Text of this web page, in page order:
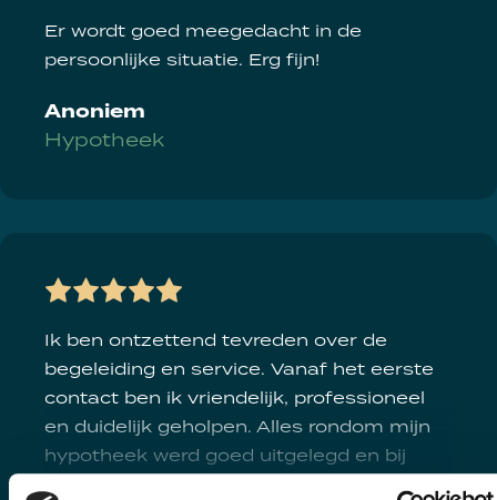
Er wordt goed meegedacht in de
persoonlijke situatie. Erg fijn!
Anoniem
Hypotheek
Ik ben ontzettend tevreden over de
begeleiding en service. Vanaf het eerste
contact ben ik vriendelijk, professioneel
en duidelijk geholpen. Alles rondom mijn
hypotheek werd goed uitgelegd en bij
vragen kreeg ik altijd snel en uitgebreid